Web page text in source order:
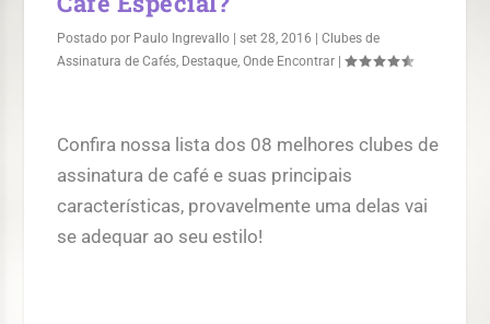
Postado por Paulo Ingrevallo |set 28, 2016 |Clubes de
Assinatura de Cafés Destaque ,Onde Encontrar |
Confira nossa lista dos 08 melhores clubes de
assinatura de café e suas principais
características, provavelmente uma delas vai
se adequar ao seu estilo!